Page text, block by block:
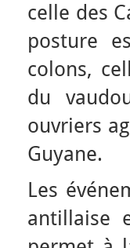
celle des
posture
colons,
du
ouvriers
Guyane.
Les
antillaise